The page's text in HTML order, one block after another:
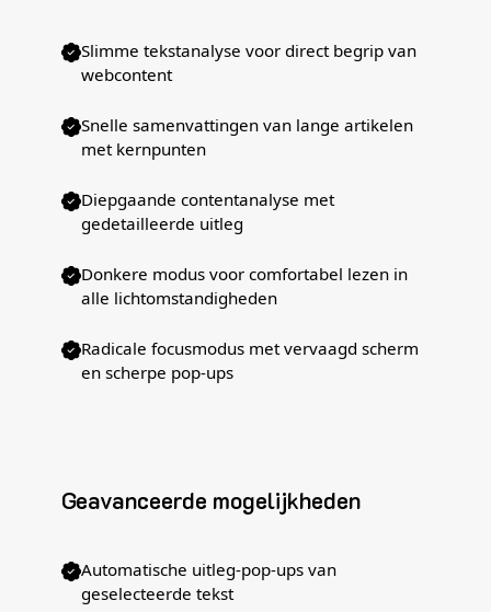
Slimme tekstanalyse voor direct begrip van
webcontent
Snelle samenvattingen van lange artikelen
met kernpunten
Diepgaande contentanalyse met
gedetailleerde uitleg
Donkere modus voor comfortabel lezen in
alle lichtomstandigheden
Radicale focusmodus met vervaagd scherm
en scherpe pop-ups
Geavanceerde mogelijkheden
Automatische uitleg-pop-ups van
geselecteerde tekst